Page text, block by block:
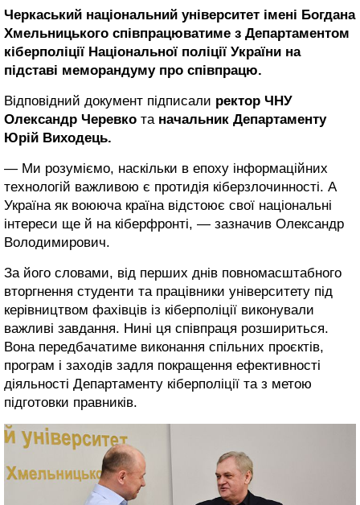
Черкаський національний університет імені Богдана
Хмельницького співпрацюватиме з Департаментом
кіберполіції Національної поліції України на
підставі меморандуму про співпрацю.
Відповідний документ підписали ректор ЧНУ
Олександр Черевко та начальник Департаменту
Юрій Виходець.
— Ми розуміємо, наскільки в епоху інформаційних
технологій важливою є протидія кіберзлочинності. А
Україна як воююча країна відстоює свої національні
інтереси ще й на кіберфронті, — зазначив Олександр
Володимирович.
За його словами, від перших днів повномасштабного
вторгнення студенти та працівники університету під
керівництвом фахівців із кіберполіції виконували
важливі завдання. Нині ця співпраця розшириться.
Вона передбачатиме виконання спільних проєктів,
програм і заходів задля покращення ефективності
діяльності Департаменту кіберполіції та з метою
підготовки правників.